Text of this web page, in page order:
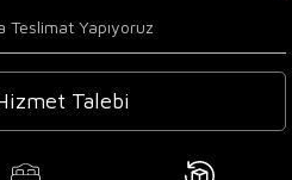
Teslimat Yapıyoruz
Talebi